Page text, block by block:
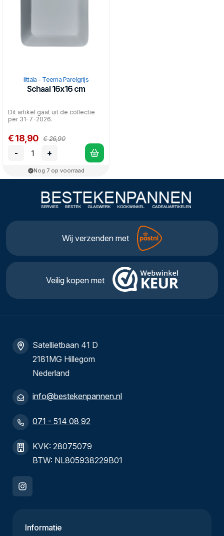
Iittala - Teema Parelgrijs
Schaal 16x16 cm
Dit artikel gaat uit de collectie
per 31-7-2026.
€ 18,90 € 26,90
- +
Nog 7 op voorraad
Wij verzenden met
Veilig kopen met
Satellietbaan 41 D
2181MG Hillegom
Nederland
info@bestekenpannen.nl
071 - 514 08 92
KVK: 28075079
BTW: NL805938229B01
Informatie